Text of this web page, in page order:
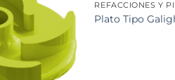
Plato Tipo